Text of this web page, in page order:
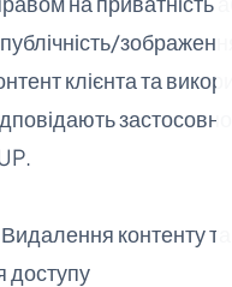
клієнта та
контенту та
доступу